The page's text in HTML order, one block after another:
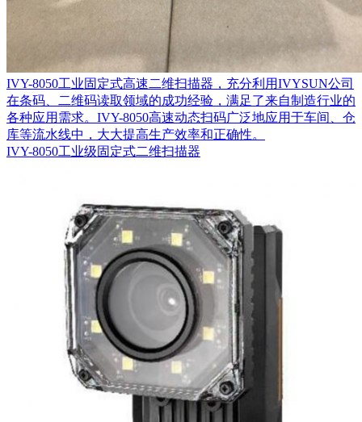
IVY-8050工业固定式高速二维扫描器，充分利用IVYSUN公司
在条码、二维码读取领域的成功经验，满足了来自制造行业的
各种应用需求。IVY-8050高速动态扫码广泛地应用于车间、仓
库等流水线中，大大提高生产效率和正确性。
IVY-8050工业级固定式二维扫描器